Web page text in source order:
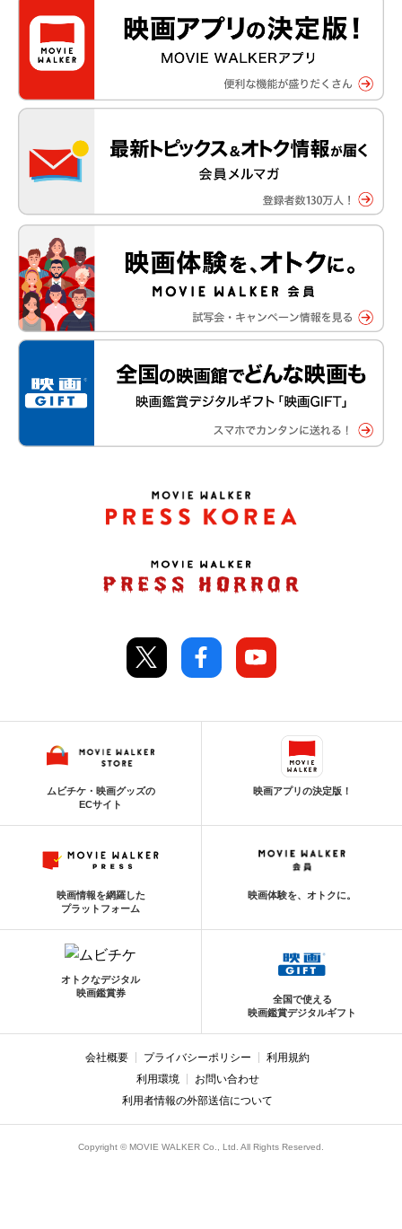
ムビチケ・映画グッズの
ECサイト
映画アプリの決定版！
映画情報を網羅した
プラットフォーム
映画体験を、オトクに。
オトクなデジタル
映画鑑賞券
全国で使える
映画鑑賞デジタルギフト
会社概要 プライバシーポリシー
利用規約
利用環境
お問い合わせ
利用者情報の外部送信について
Copyright © MOVIE WALKER Co., Ltd. All Rights Reserved.